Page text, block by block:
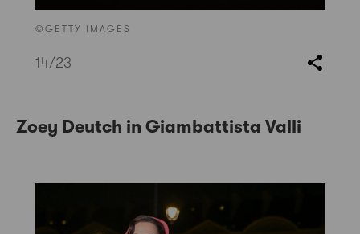
©GETTY IMAGES
14/23
Zoey Deutch in Giambattista Valli